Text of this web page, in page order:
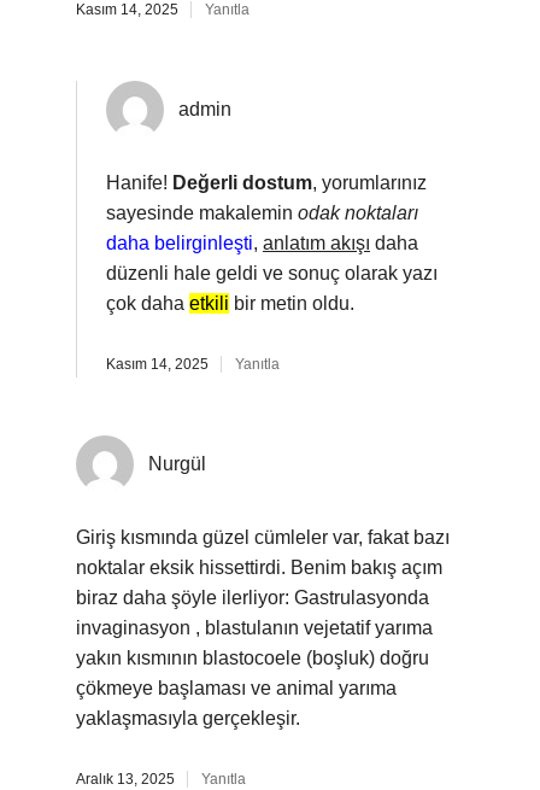
Kasım 14, 2025 Yanıtla
admin
Hanife! Değerli dostum, yorumlarınız
sayesinde makalemin odak noktaları
daha belirginleşti, anlatım akışı daha
düzenli hale geldi ve sonuç olarak yazı
çok daha etkili bir metin oldu.
Kasım 14, 2025 Yanıtla
Nurgül
Giriş kısmında güzel cümleler var, fakat bazı
noktalar eksik hissettirdi. Benim bakış açım
biraz daha şöyle ilerliyor: Gastrulasyonda
invaginasyon , blastulanın vejetatif yarıma
yakın kısmının blastocoele (boşluk) doğru
çökmeye başlaması ve animal yarıma
yaklaşmasıyla gerçekleşir.
Aralık 13, 2025 Yanıtla